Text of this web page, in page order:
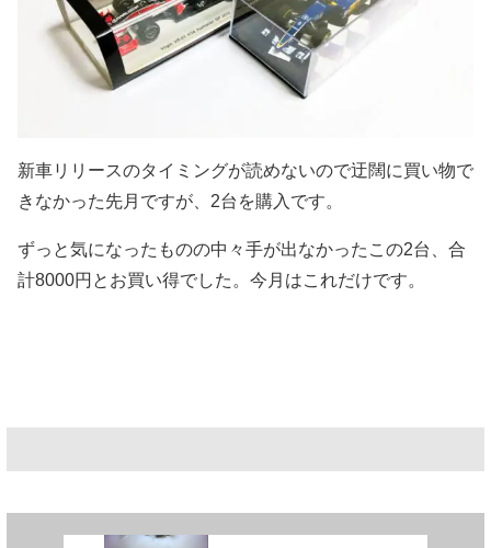
新車リリースのタイミングが読めないので迂闊に買い物で
きなかった先月ですが、2台を購入です。
ずっと気になったものの中々手が出なかったこの2台、合
計8000円とお買い得でした。今月はこれだけです。